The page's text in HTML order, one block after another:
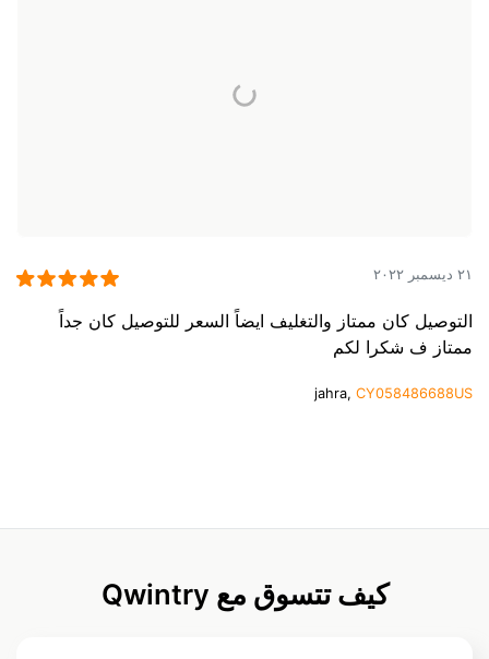
٢١ ديسمبر ٢٠٢٢
التوصيل كان ممتاز والتغليف ايضاً السعر للتوصيل كان جداً
ممتاز ف شكرا لكم
jahra, CY058486688US
كيف تتسوق مع Qwintry